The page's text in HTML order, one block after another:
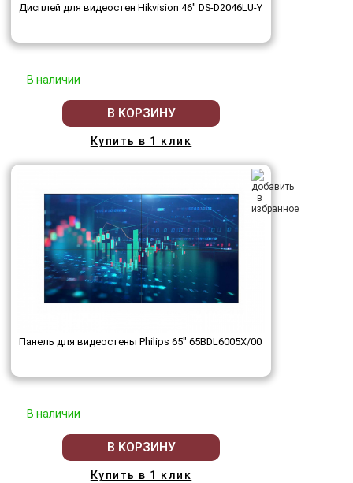
Дисплей для видеостен Hikvision 46" DS-D2046LU-Y
В наличии
В КОРЗИНУ
Купить в 1 клик
Панель для видеостены Philips 65" 65BDL6005X/00
В наличии
В КОРЗИНУ
Купить в 1 клик